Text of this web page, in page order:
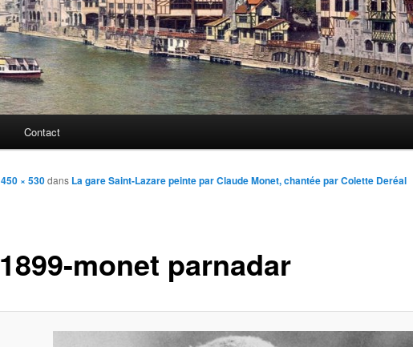
Contact
1899-monet parnadar
450 × 530dans La gare Saint-Lazare peinte par Claude Monet, chantée par Colette Deréal